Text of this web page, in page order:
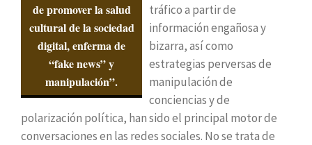
de promover la salud
cultural de la sociedad
digital, enferma de
“fake news” y
manipulación”.
tráfico a partir de
información engañosa y
bizarra, así como
estrategias perversas de
manipulación de
conciencias y de
polarización política, han sido el principal motor de
conversaciones en las redes sociales. No se trata de